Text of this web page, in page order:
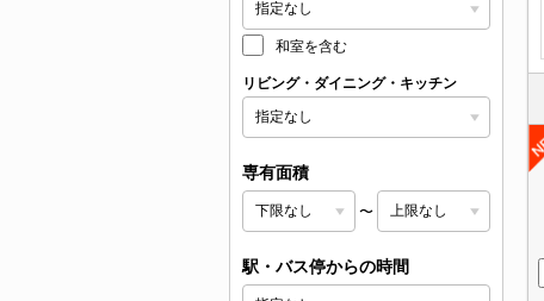
和室を含む
リビング・ダイニング・キッチン
専有面積
〜
駅・バス停からの時間